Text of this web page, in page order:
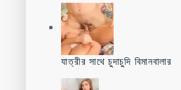
যাত্রীর সাথে চুদাচুদি বিমানবালার